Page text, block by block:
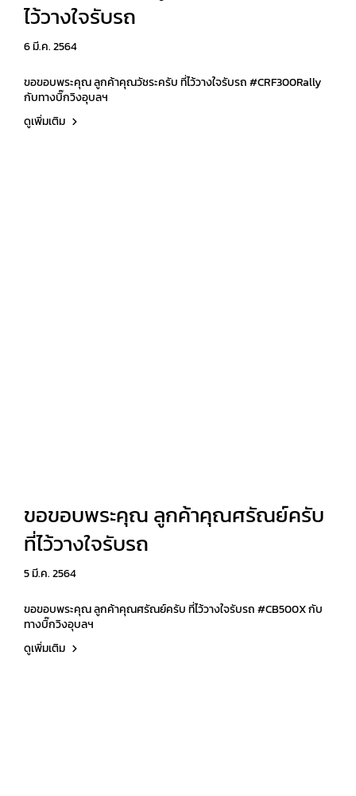
ไว้วางใจรับรถ
6 มี.ค. 2564
ขอขอบพระคุณ ลูกค้าคุณวัชระครับ ที่ไว้วางใจรับรถ #CRF300Rally
กับทางบิ๊กวิงอุบลฯ
ดูเพิ่มเติม
ขอขอบพระคุณ ลูกค้าคุณศรัณย์ครับ
ที่ไว้วางใจรับรถ
5 มี.ค. 2564
ขอขอบพระคุณ ลูกค้าคุณศรัณย์ครับ ที่ไว้วางใจรับรถ #CB500X กับ
ทางบิ๊กวิงอุบลฯ
ดูเพิ่มเติม